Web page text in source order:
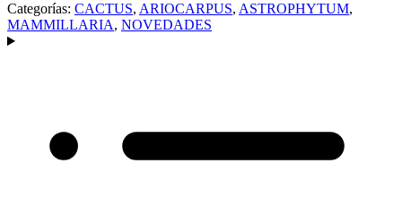
Categorías: CACTUS, ARIOCARPUS, ASTROPHYTUM,
MAMMILLARIA, NOVEDADES